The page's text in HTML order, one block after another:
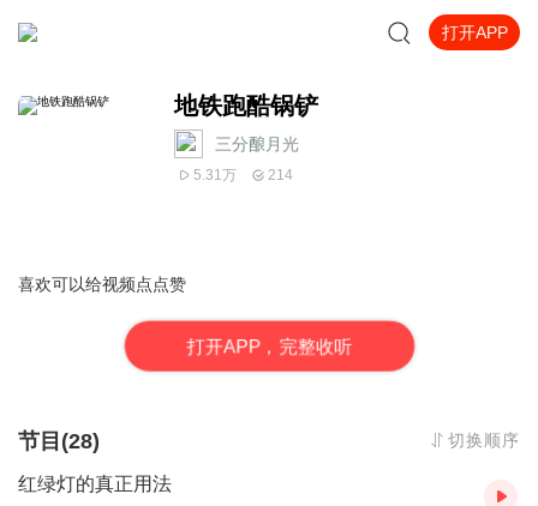
打开APP
地铁跑酷锅铲
三分酿月光
5.31万 214
喜欢可以给视频点点赞
打开APP，完整收听
节目(28) 切换顺序
红绿灯的真正用法